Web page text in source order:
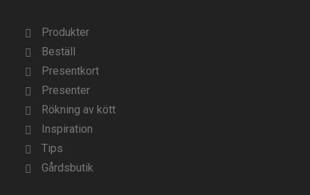
Produkter
Beställ
Presentkort
Presenter
Rökning av kött
Inspiration
Tips
Gårdsbutik